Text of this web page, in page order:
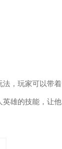
法，玩家可以带着
英雄的技能，让他